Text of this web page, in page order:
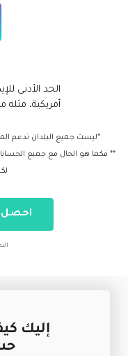
أمريكية،
*ليست جميع البلدان تدعم
احصل
إليك